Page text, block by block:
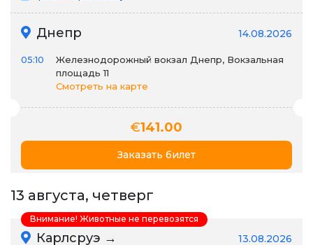
Днепр 14.08.2026
05:10
Железнодорожный вокзал Днепр, Вокзальная
площадь 11
Смотреть на карте
€141.00
Заказать билет
13 августа, четверг
Карлсруэ → 13.08.2026
Внимание! Животные не перевозятся